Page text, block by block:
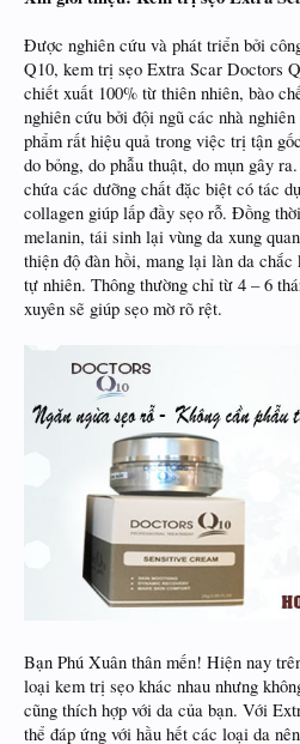
Được nghiên cứu và phát triển bởi
Q10, kem trị sẹo Extra Scar Doctors
chiết xuất 100% từ thiên nhiên, bào
nghiên cứu bởi đội ngũ các nhà
phẩm rất hiệu quả trong việc trị tận
do bỏng, do phẫu thuật, do mụn gây
chứa các dưỡng chất đặc biệt có tác
collagen giúp lấp đầy sẹo rỗ. Đồng
melanin, tái sinh lại vùng da xung
thiện độ đàn hồi, mang lại làn da
tự nhiên. Thông thường chỉ từ 4 – 6
xuyên sẽ giúp sẹo mờ rõ rệt.
Bạn Phú Xuân thân mến! Hiện nay
loại kem trị sẹo khác nhau nhưng
cũng thích hợp với da của bạn. Với
thể đáp ứng với hầu hết các loại da